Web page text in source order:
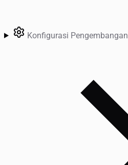
Konfigurasi Pengembangan